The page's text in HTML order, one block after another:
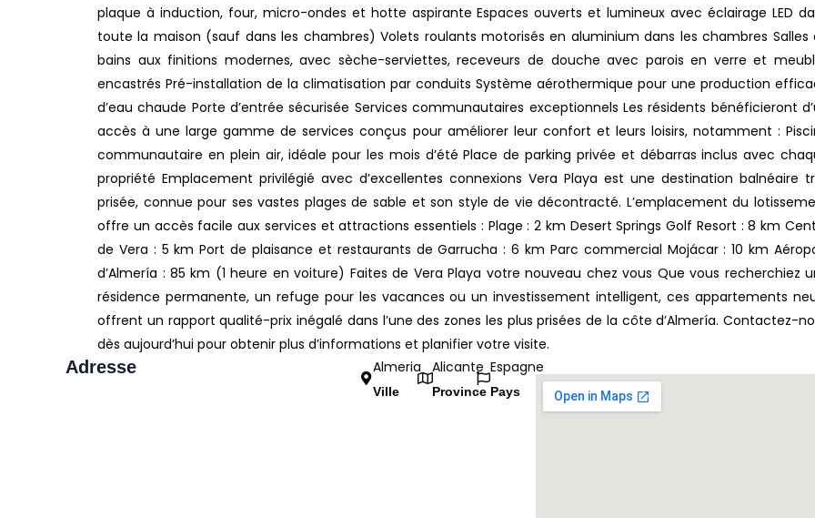
plaque à induction, four, micro-ondes et hotte aspirante Espaces ouverts et lumineux avec éclairage LED
toute la maison (sauf dans les chambres) Volets roulants motorisés en aluminium dans les chambres Salles
bains aux finitions modernes, avec sèche-serviettes, receveurs de douche avec parois en verre et
encastrés Pré-installation de la climatisation par conduits Système aérothermique pour une production
d’eau chaude Porte d’entrée sécurisée Services communautaires exceptionnels Les résidents bénéficieront
accès à une large gamme de services conçus pour améliorer leur confort et leurs loisirs, notamment :
communautaire en plein air, idéale pour les mois d’été Place de parking privée et débarras inclus avec
propriété Emplacement privilégié avec d’excellentes connexions Vera Playa est une destination balnéaire
prisée, connue pour ses vastes plages de sable et son style de vie décontracté. L’emplacement du
offre un accès facile aux services et attractions essentiels : Plage : 2 km Desert Springs Golf Resort : 8 km
de Vera : 5 km Port de plaisance et restaurants de Garrucha : 6 km Parc commercial Mojácar : 10 km
d’Almería : 85 km (1 heure en voiture) Faites de Vera Playa votre nouveau chez vous Que vous recherchiez
résidence permanente, un refuge pour les vacances ou un investissement intelligent, ces appartements
offrent un rapport qualité-prix inégalé dans l’une des zones les plus prisées de la côte d’Almería. Contactez-
dès aujourd’hui pour obtenir plus d’informations et planifier votre visite.
Adresse Almeria
Ville
Alicante
Province
Espagne
Pays